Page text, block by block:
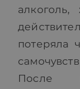
потеряла
После